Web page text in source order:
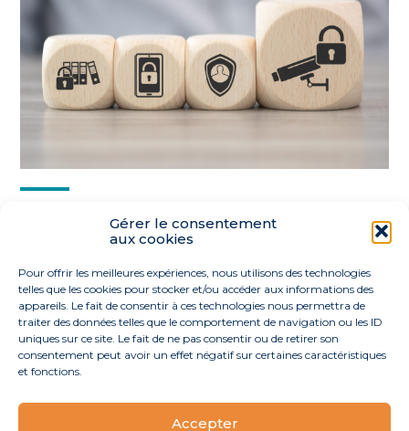
Gérer le consentement
aux cookies
Pour offrir les meilleures expériences, nous utilisons des technologies
telles que les cookies pour stocker et/ou accéder aux informations des
appareils. Le fait de consentir à ces technologies nous permettra de
traiter des données telles que le comportement de navigation ou les ID
uniques sur ce site. Le fait de ne pas consentir ou de retirer son
consentement peut avoir un effet négatif sur certaines caractéristiques
et fonctions.
Accepter
FaceBook
TwitterLinkedIn